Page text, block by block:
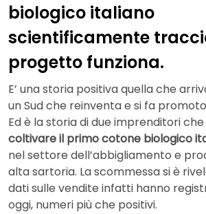
biologico italiano
scientificamente
progetto funziona.
E’ una storia positiva quella che
un Sud che reinventa e si fa
Ed è la storia di due imprenditori
coltivare il primo cotone biologico
nel settore dell’abbigliamento e
alta sartoria. La scommessa si è
dati sulle vendite infatti hanno
oggi, numeri più che positivi.